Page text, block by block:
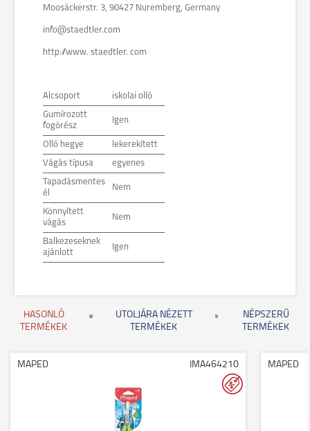
Moosäckerstr. 3, 90427 Nuremberg, Germany
info@staedtler.com
http://www. staedtler. com
Alcsoport iskolai olló
Gumírozott
fogórész
Igen
Olló hegye lekerekített
Vágás típusa egyenes
Tapadásmentes
él
Nem
Könnyített
vágás
Nem
Balkezeseknek
ajánlott
Igen
HASONLÓ
TERMÉKEK
UTOLJÁRA NÉZETT
TERMÉKEK
NÉPSZERŰ
TERMÉKEK
MAPED IMA464210 MAPED